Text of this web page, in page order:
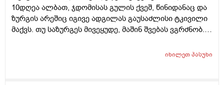
მომხმარებელი ვიყავი და გვეშინოდა ბავშვის
ჯანმრთელობის მხრივ.თქვენ კი აგვიხსენით რომ
მარიხუანა ხელა უშლის ჩასახვას და არა ჩასახულ
იქნევაო,მოკლედ არვიცი ყველას ინდივიდუალური
10დღეა ალბათ, ჯდომისას გულის ქვეშ, წინიდანაც და
ზურგის არეშიც იგივე ადგილას გაუსაძლისი ტკივილი
მაქვს. თუ საზურგეს მივეყუდე, მაშინ შვებას ვგრძნობ.
იხილეთპასუხი